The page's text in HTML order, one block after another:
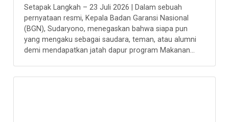
Setapak Langkah – 23 Juli 2026 | Dalam sebuah
pernyataan resmi, Kepala Badan Garansi Nasional
(BGN), Sudaryono, menegaskan bahwa siapa pun
yang mengaku sebagai saudara, teman, atau alumni
demi mendapatkan jatah dapur program Makanan...